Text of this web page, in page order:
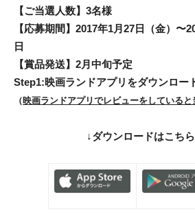
【ご当選人数】3名様
【応募期間】2017年1月27日（金）〜
日
【賞品発送】2月中旬予定
Step1:映画ランドアプリをダウンロー
（映画ランドアプリでレビューをしていると
↓ダウンロードはこち